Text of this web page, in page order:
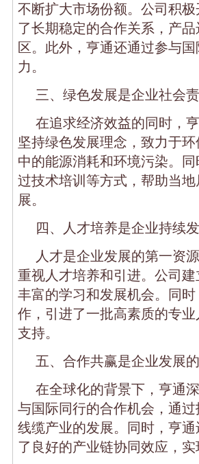
不断扩大市场份额。公司积
了长期稳定的合作关系，产
区。此外，亨通还通过参与
力。
三、绿色发展是企业社会
在追求经济效益的同时，
坚持绿色发展理念，致力于
中的能源消耗和环境污染。
过技术培训等方式，帮助当
展。
四、人才培养是企业持续
人才是企业发展的第一资
重视人才培养和引进。公司
丰富的学习和发展机会。同
作，引进了一批高素质的专
支持。
五、合作共赢是企业发展
在全球化的背景下，亨通
与国际同行的合作机会，通
线缆产业的发展。同时，亨
了良好的产业链协同效应，实